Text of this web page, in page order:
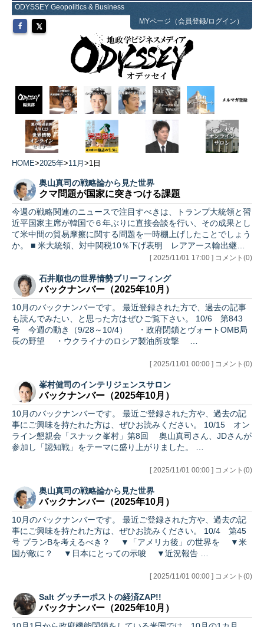
ODYSSEY Geopolitics & Business
MYページ（会員登録/ログイン）
HOME>2025年>11月 >1日
奥山真司の戦略論から見た世界
クマ問題が国家に突きつける課題
今週の戦略関連のニュースで注目すべきは、トランプ大統領と習
近平国家主席が韓国で６年ぶりに直接会談を行い、その成果とし
て米中間の貿易摩擦に関する問題を一時棚上げしたことでしょう
か。 ■ 米大統領、対中関税10％下げ表明 レアアース輸出継続
[ 2025/11/01 17:00 ] コメント(0)
石井順也の世界情勢ブリーフィング
バックナンバー（2025年10月）
10月のバックナンバーです。 最近登録された方で、過去の記事
も読んでみたい、と思った方はぜひご覧下さい。 10/6 第843
号 今週の動き（9/28～10/4） ・政府閉鎖とヴォートOMB局
長の野望 ・ウクライナのロシア製油所攻撃 …
[ 2025/11/01 00:00 ] コメント(0)
峯村健司のインテリジェンスサロン
バックナンバー（2025年10月）
10月のバックナンバーです。 最近ご登録された方や、過去の記
事にご興味を持たれた方は、ぜひお読みください。 10/15 オン
ライン懇親会「スナック峯村」第8回 奥山真司さん、JDさんが
[ 2025/11/01 00:00 ] コメント(0)
奥山真司の戦略論から見た世界
バックナンバー（2025年10月）
10月のバックナンバーです。 最近ご登録された方や、過去の記
事にご興味を持たれた方は、ぜひお読みください。 10/4 第45
号 プランBを考えるべき？ ▼「アメリカ後」の世界を ▼米
国が敵に？ ▼日本にとっての示唆 ▼近況報告 …
[ 2025/11/01 00:00 ] コメント(0)
Salt グッチーポストの経済ZAP!!
バックナンバー（2025年10月）